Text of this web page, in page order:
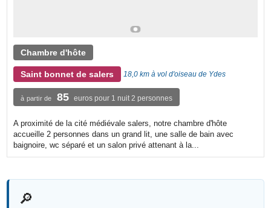
Chambre d'hôte
Saint bonnet de salers 18,0 km à vol d'oiseau de Ydes
à partir de 85 euros pour 1 nuit 2 personnes
A proximité de la cité médiévale salers, notre chambre d'hôte
accueille 2 personnes dans un grand lit, une salle de bain avec
baignoire, wc séparé et un salon privé attenant à la...
🔎